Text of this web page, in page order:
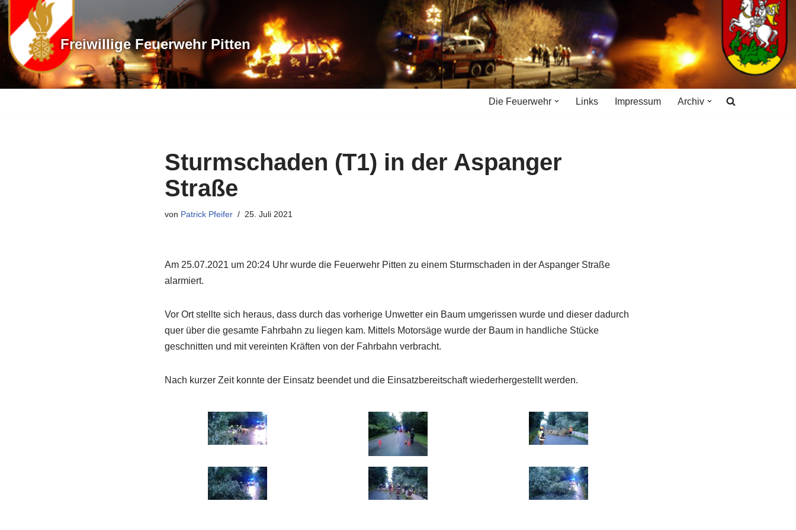
Zum
Inhalt
springen
Freiwillige Feuerwehr Pitten
Die Feuerwehr Links Impressum Archiv
Sturmschaden (T1) in der Aspanger
Straße
von Patrick Pfeifer 25. Juli 2021
Am 25.07.2021 um 20:24 Uhr wurde die Feuerwehr Pitten zu einem Sturmschaden in der Aspanger Straße
alarmiert.
Vor Ort stellte sich heraus, dass durch das vorherige Unwetter ein Baum umgerissen wurde und dieser dadurch
quer über die gesamte Fahrbahn zu liegen kam. Mittels Motorsäge wurde der Baum in handliche Stücke
geschnitten und mit vereinten Kräften von der Fahrbahn verbracht.
Nach kurzer Zeit konnte der Einsatz beendet und die Einsatzbereitschaft wiederhergestellt werden.